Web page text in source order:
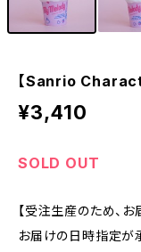
【Sanrio
¥3,410
SOLD OUT
【受注生産のため、
お届けの日時指定が